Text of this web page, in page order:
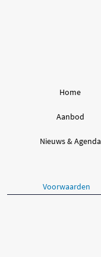
Home
Aanbod
Nieuws & Agenda
Voorwaarden